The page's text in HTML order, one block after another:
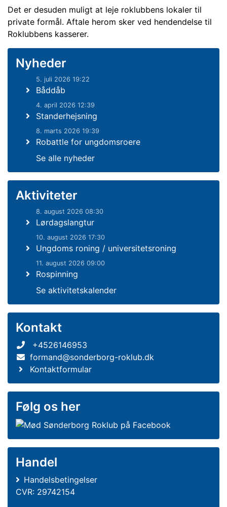
Det er desuden muligt at leje roklubbens lokaler til
private formål. Aftale herom sker ved hendendelse til
Roklubbens kasserer.
Nyheder
5. juli 2026 19:22
Båddåb
4. april 2026 12:39
Standerhejsning
8. marts 2026 19:39
Robattle for ungdomsroere
Se alle nyheder
Aktiviteter
8. august 2026 08:30
Lørdagslangtur
10. august 2026 17:30
Ungdoms roning / universitetsroning
11. august 2026 09:00
Rospinning
Se aktivitetskalender
Kontakt
+4526146953
formand@sonderborg-roklub.dk
Kontaktformular
Følg os her
Handel
Handelsbetingelser
CVR: 29742154